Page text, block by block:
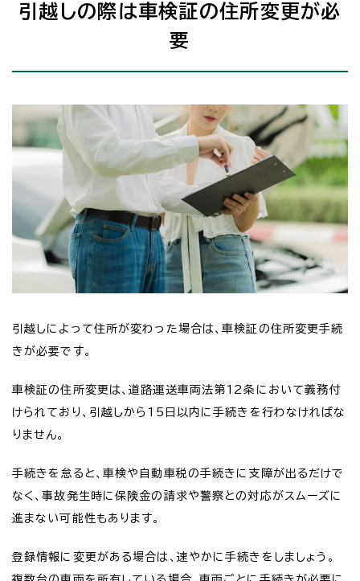
引越しの際は車検証の住所変更が必
要
引越しによって住所が変わった場合は、車検証の住所変更手続
きが必要です。
車検証の住所変更は、道路運送車両法第12条において義務付
けられており、引越しから15日以内に手続きを行わなければな
りません。
手続きを怠ると、車検や自動車税の手続きに支障が出るだけで
なく、事故発生時に保険金の請求や警察との対応がスムーズに
進まない可能性もあります。
登録情報に変更がある場合は、速やかに手続きをしましょう。